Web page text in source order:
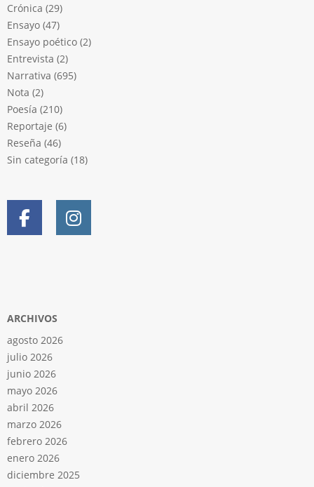
Crónica (29)
Ensayo (47)
Ensayo poético (2)
Entrevista (2)
Narrativa (695)
Nota (2)
Poesía (210)
Reportaje (6)
Reseña (46)
Sin categoría (18)
ARCHIVOS
agosto 2026
julio 2026
junio 2026
mayo 2026
abril 2026
marzo 2026
febrero 2026
enero 2026
diciembre 2025